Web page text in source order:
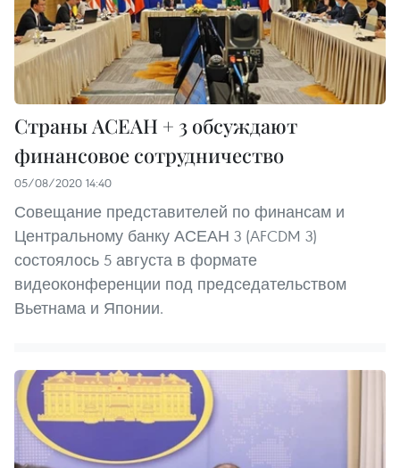
Страны АСЕАН + 3 обсуждают
финансовое сотрудничество
05/08/2020 14:40
Совещание представителей по финансам и
Центральному банку АСЕАН 3 (AFCDM 3)
состоялось 5 августа в формате
видеоконференции под председательством
Вьетнама и Японии.